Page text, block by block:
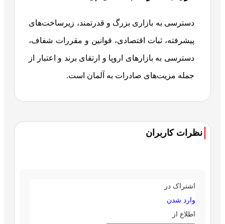
دسترسی به بازاری بزرگ و قدرتمند، زیرساخت‌های
پیشرفته، ثبات اقتصادی، قوانین و مقررات شفاف،
دسترسی به بازارهای اروپا و ارتقای برند و اعتبار از
جمله مزیت‌های صادرات به آلمان است.
نظرات کاربران
اشتراک در
وارد شدن
اطلاع از